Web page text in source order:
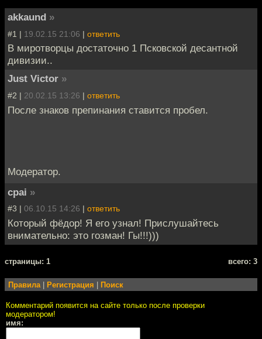
akkaund »
#1 | 19.02.15 21:06 | ответить
В миротворцы достаточно 1 Псковской десантной
дивизии..
Just Victor »
#2 | 20.02.15 13:26 | ответить
После знаков препинания ставится пробел.
Модератор.
cpai »
#3 | 06.10.15 14:26 | ответить
Который фёдор! Я его узнал! Прислушайтесь
внимательно: это гозман! Гы!!!)))
cтраницы: 1 всего: 3
Правила| Регистрация Поиск
Комментарий появится на сайте только после проверки
модератором!
имя: